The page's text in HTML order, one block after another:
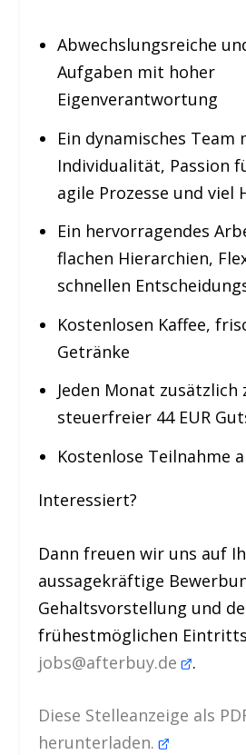
Abwechslungsreiche
Aufgaben mit hoher
Eigenverantwortung
Ein dynamisches Team
Individualität, Passion
agile Prozesse und viel
Ein hervorragendes
flachen Hierarchien,
schnellen
Kostenlosen Kaffee,
Getränke
Jeden Monat zusätzlich
steuerfreier 44 EUR
Kostenlose Teilnahme
Interessiert?
Dann freuen wir uns auf
aussagekräftige
Gehaltsvorstellung und
frühestmöglichen
jobs@afterbuy.de
.
Diese Stelleanzeige als
herunterladen.